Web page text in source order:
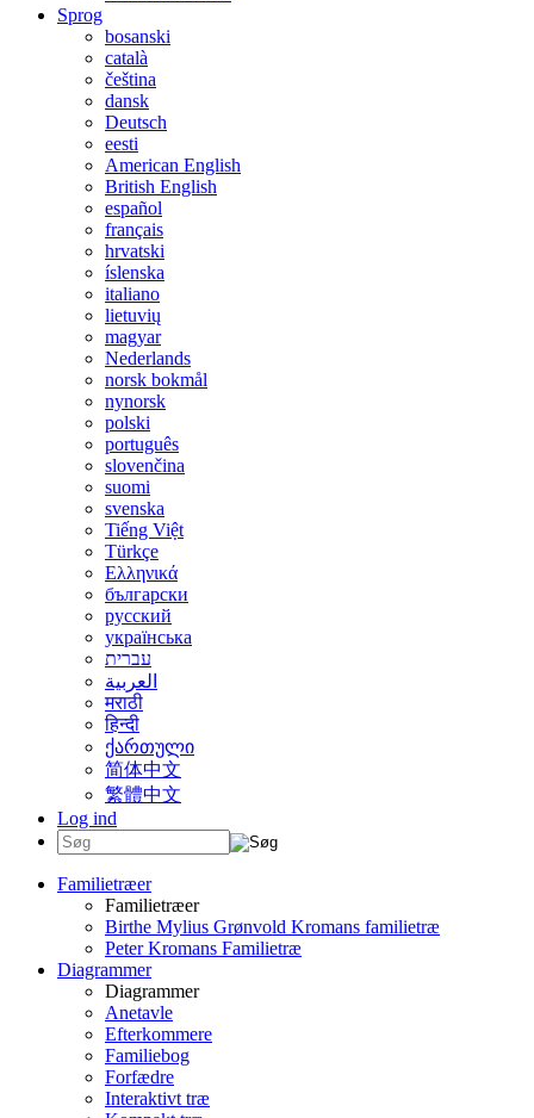
Sprog
bosanski
català
čeština
dansk
Deutsch
eesti
American English
British English
español
français
hrvatski
íslenska
italiano
lietuvių
magyar
Nederlands
norsk bokmål
nynorsk
polski
português
slovenčina
suomi
svenska
Tiếng Việt
Türkçe
Ελληνικά
български
русский
українська
עברית
العربية
मराठी
हिन्दी
ქართული
简体中文
繁體中文
Log ind
Familietræer
Familietræer
Birthe Mylius Grønvold Kromans familietræ
Peter Kromans Familietræ
Diagrammer
Diagrammer
Anetavle
Efterkommere
Familiebog
Forfædre
Interaktivt træ